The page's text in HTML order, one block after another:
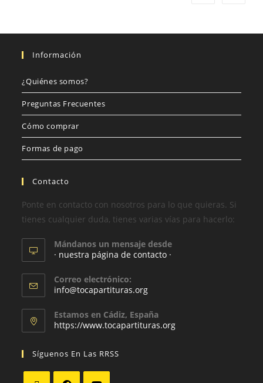
Información
¿Quiénes somos?
Preguntas Frecuentes
Cómo comprar
Formas de pago
Contacto
Ponte en contacto con nosotros para lo que quieras. Si
tienes cualquier duda, tienes varias vías para hacerlo:
Mándanos un mensaje desde
· nuestra página de contacto ·
Correo electrónico:
info@tocapartituras.org
Estamos en Cádiz, España
https://www.tocapartituras.org
Síguenos En Las RRSS